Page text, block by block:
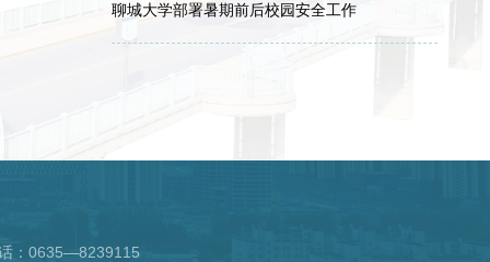
聊城大学部署暑期前后校园安全工作
：0635—8239115